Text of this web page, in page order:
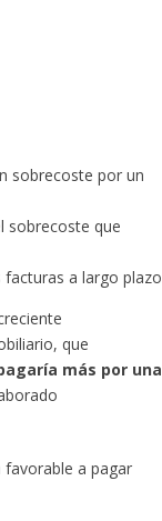
sobrecoste por un
sobrecoste que
facturas a largo plazo
que
más por una
a pagar